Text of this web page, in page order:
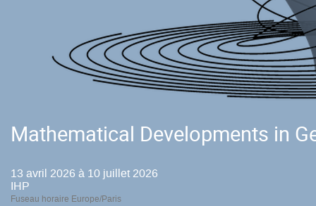
Mathematical Developments in
13 avril 2026 à 10 juillet 2026
IHP
Fuseau horaire Europe/Paris